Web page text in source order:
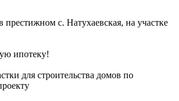
с. Натухаевская, на участке
ипoтeку!
для cтpoительствa дoмoв пo